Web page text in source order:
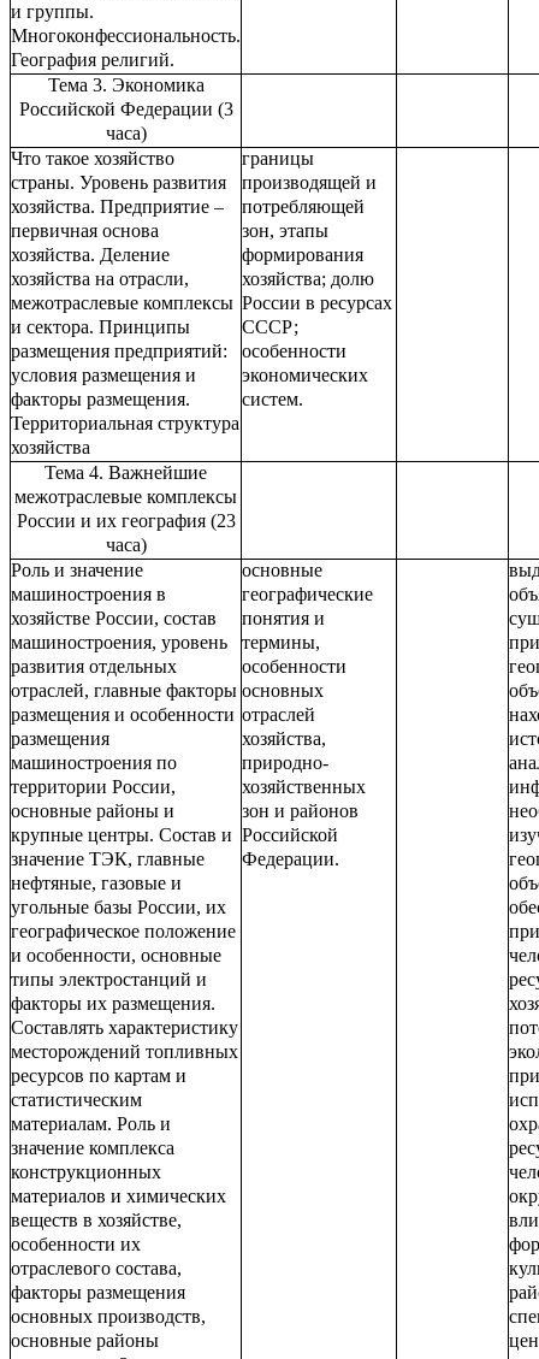
и группы.
Многоконфессиональность.
География религий.
Тема 3. Экономика
Российской Федерации (3
часа)
Что такое хозяйство
страны. Уровень развития
хозяйства. Предприятие –
первичная основа
хозяйства. Деление
хозяйства на отрасли,
межотраслевые комплексы
и сектора. Принципы
размещения предприятий:
условия размещения и
факторы размещения.
Территориальная структура
хозяйства
границы
производящей и
потребляющей
зон, этапы
формирования
хозяйства; долю
России в ресурсах
СССР;
особенности
экономических
систем.
Тема 4. Важнейшие
межотраслевые комплексы
России и их география (23
часа)
Роль и значение
машиностроения в
хозяйстве России, состав
машиностроения, уровень
развития отдельных
отраслей, главные факторы
размещения и особенности
размещения
машиностроения по
территории России,
основные районы и
крупные центры. Состав и
значение ТЭК, главные
нефтяные, газовые и
угольные базы России, их
географическое положение
и особенности, основные
типы электростанций и
факторы их размещения.
Составлять характеристику
месторождений топливных
ресурсов по картам и
статистическим
материалам. Роль и
значение комплекса
конструкционных
материалов и химических
веществ в хозяйстве,
особенности их
отраслевого состава,
факторы размещения
основных производств,
основные районы
основные
географические
понятия и
термины,
особенности
основных
отраслей
хозяйства,
природно-
хозяйственных
зон и районов
Российской
Федерации.